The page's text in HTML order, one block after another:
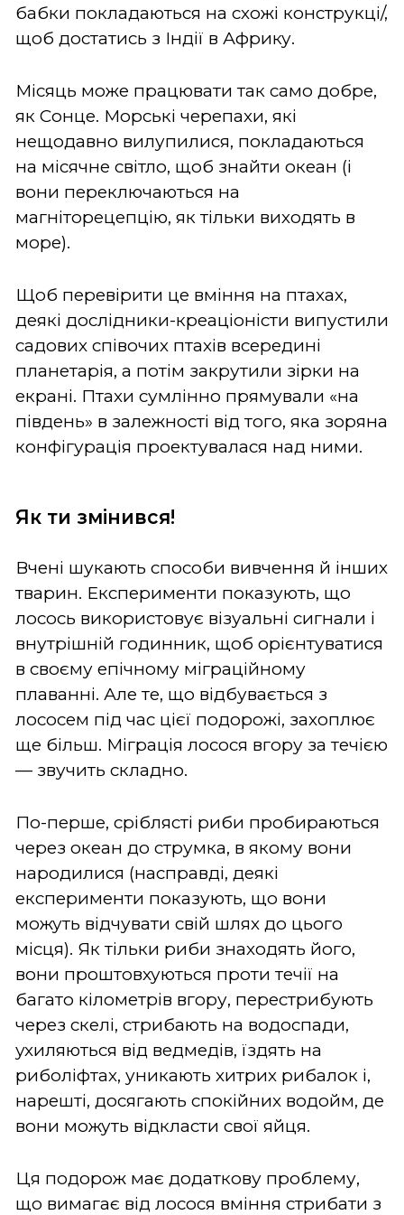
бабки покладаються на схожі конструкці/,
щоб достатись з Індії в Африку.
Місяць може працювати так само добре,
як Сонце. Морські черепахи, які
нещодавно вилупилися, покладаються
на місячне світло, щоб знайти океан (і
вони переключаються на
магніторецепцію, як тільки виходять в
море).
Щоб перевірити це вміння на птахах,
деякі дослідники-креаціоністи випустили
садових співочих птахів всередині
планетарія, а потім закрутили зірки на
екрані. Птахи сумлінно прямували «на
південь» в залежності від того, яка зоряна
конфігурація проектувалася над ними.
Як ти змінився!
Вчені шукають способи вивчення й інших
тварин. Експерименти показують, що
лосось використовує візуальні сигнали і
внутрішній годинник, щоб орієнтуватися
в своєму епічному міграційному
плаванні. Але те, що відбувається з
лососем під час цієї подорожі, захоплює
ще більш. Міграція лосося вгору за течією
— звучить складно.
По-перше, сріблясті риби пробираються
через океан до струмка, в якому вони
народилися (насправді, деякі
експерименти показують, що вони
можуть відчувати свій шлях до цього
місця). Як тільки риби знаходять його,
вони проштовхуються проти течії на
багато кілометрів вгору, перестрибують
через скелі, стрибають на водоспади,
ухиляються від ведмедів, їздять на
риболіфтах, уникають хитрих рибалок і,
нарешті, досягають спокійних водойм, де
вони можуть відкласти свої яйця.
Ця подорож має додаткову проблему,
що вимагає від лосося вміння стрибати з